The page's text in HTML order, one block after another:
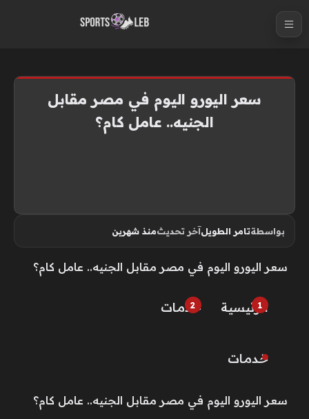
سعر اليورو اليوم في مصر مقابل
الجنيه.. عامل كام؟
بواسطةتامر الطويلآخر تحديثمنذ شهرين
سعر اليورو اليوم في مصر مقابل الجنيه.. عامل كام؟
الرئيسية خـدمـات
خـدمـات
سعر اليورو اليوم في مصر مقابل الجنيه.. عامل كام؟